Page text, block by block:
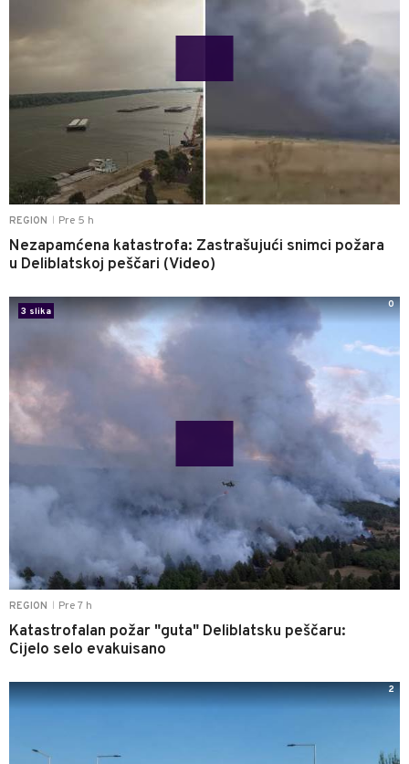
REGION Pre 5 h
Nezapamćena katastrofa: Zastrašujući snimci požara
u Deliblatskoj peščari (Video)
REGION Pre 7 h
Katastrofalan požar "guta" Deliblatsku peščaru:
Cijelo selo evakuisano
3 slika
0
2